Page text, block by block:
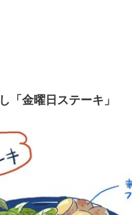
「金曜日ステーキ」